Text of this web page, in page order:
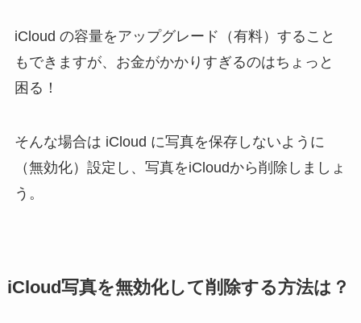
iCloud の容量をアップグレード（有料）すること
もできますが、お金がかかりすぎるのはちょっと
困る！
そんな場合は iCloud に写真を保存しないように
（無効化）設定し、写真をiCloudから削除しましょ
う。
iCloud写真を無効化して削除する方法は？